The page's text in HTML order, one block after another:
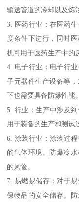
输送管道的冷却以及炼
3. 医药行业：在医药
度条件下进行，同时
机可用于医药生产中的
4. 电子行业：电子行
子元器件生产设备等
下也需要具备防爆性能
5. 行业：生产中涉及
用于装备的生产和测试
6. 涂装行业：涂装过
的气体环境。防爆冷
的风险。
7. 易燃易储存：对于
保物品的安全储存。